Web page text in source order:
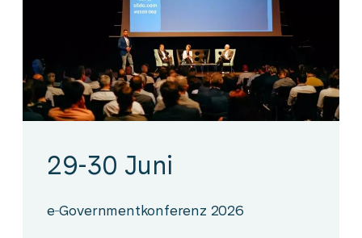
29-30 Juni
e‑Governmentkonferenz 2026